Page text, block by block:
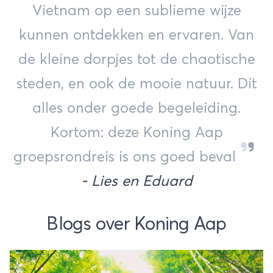
Vietnam op een sublieme wijze
kunnen ontdekken en ervaren. Van
de kleine dorpjes tot de chaotische
steden, en ook de mooie natuur. Dit
alles onder goede begeleiding.
Kortom: deze Koning Aap
groepsrondreis is ons goed beval
- Lies en Eduard
Blogs over Koning Aap